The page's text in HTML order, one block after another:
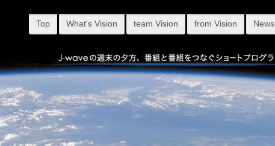
Top What's Vision team Vision from Vision News